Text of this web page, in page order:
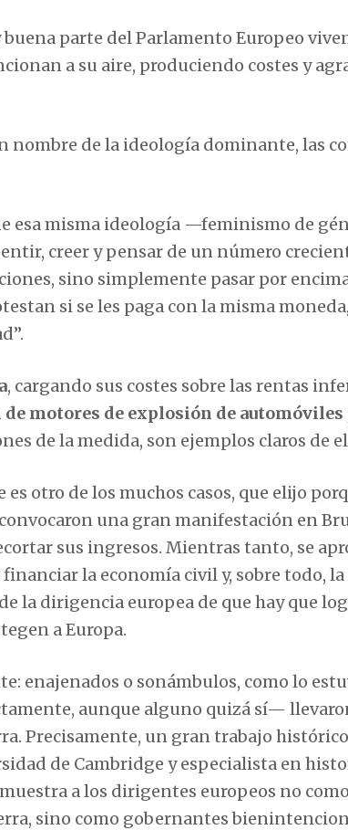
parte del Parlamento Europeo
a su aire, produciendo costes y
nombre de la ideología dominante, las
esa misma ideología —feminismo de
creer y pensar de un número
sino simplemente pasar por
si se les paga con la misma
, cargando sus costes sobre las rentas
motores de explosión de automóviles
de la medida, son ejemplos claros de
es otro de los muchos casos, que elijo
una gran manifestación en
sus ingresos. Mientras tanto, se
financiar la economía civil y, sobre todo,
la dirigencia europea de que hay que
a Europa.
enajenados o sonámbulos, como lo
aunque alguno quizá sí—
Precisamente, un gran trabajo
de Cambridge y especialista en
a los dirigentes europeos no
sino como gobernantes